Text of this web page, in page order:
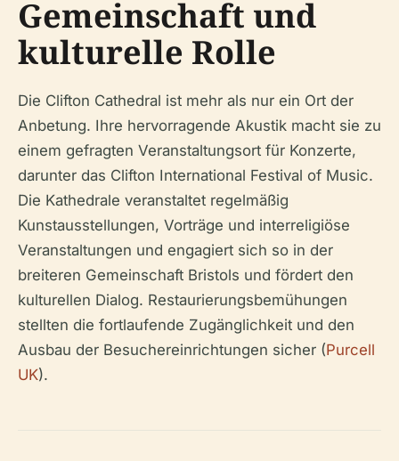
Gemeinschaft und
kulturelle Rolle
Die Clifton Cathedral ist mehr als nur ein Ort der
Anbetung. Ihre hervorragende Akustik macht sie zu
einem gefragten Veranstaltungsort für Konzerte,
darunter das Clifton International Festival of Music.
Die Kathedrale veranstaltet regelmäßig
Kunstausstellungen, Vorträge und interreligiöse
Veranstaltungen und engagiert sich so in der
breiteren Gemeinschaft Bristols und fördert den
kulturellen Dialog. Restaurierungsbemühungen
stellten die fortlaufende Zugänglichkeit und den
Ausbau der Besuchereinrichtungen sicher (Purcell
UK).